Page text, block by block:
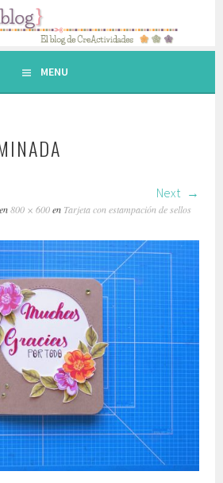
MENU
Next
en800 × 600en Tarjeta con estampación de sellos